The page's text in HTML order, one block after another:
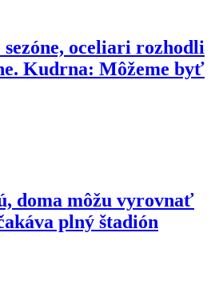
oceliari rozhodli
Kudrna: Môžeme byť
doma môžu vyrovnať
plný štadión